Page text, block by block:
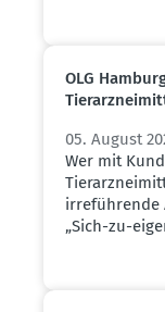
OLG
05. August
Wer mit
irreführende
„Sich-zu-